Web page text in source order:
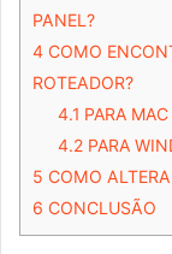
PANEL?
4 COMO
ROTEADOR?
4.1 PARA
4.2 PARA
5 COMO
6 CONCLUSÃO